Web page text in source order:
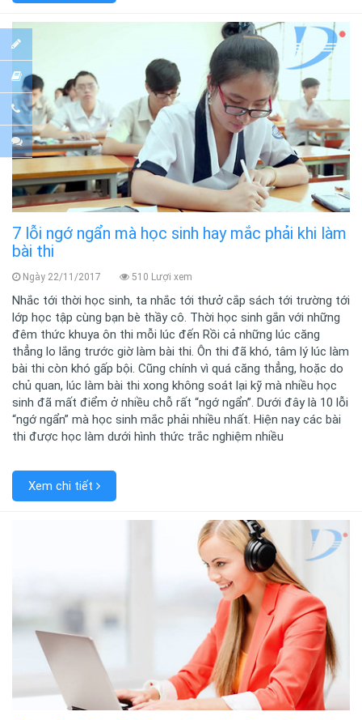
7 lỗi ngớ ngẩn mà học sinh hay mắc phải khi làm
bài thi
Ngày 22/11/2017 510 Lượi xem
Nhắc tới thời học sinh, ta nhắc tới thưở cắp sách tới trường tới
lớp học tập cùng bạn bè thầy cô. Thời học sinh gắn với những
đêm thức khuya ôn thi mỗi lúc đến Rồi cả những lúc căng
thẳng lo lắng trước giờ làm bài thi. Ôn thi đã khó, tâm lý lúc làm
bài thi còn khó gấp bội. Cũng chính vì quá căng thẳng, hoặc do
chủ quan, lúc làm bài thi xong không soát lại kỹ mà nhiều học
sinh đã mất điểm ở nhiều chỗ rất “ngớ ngẩn”. Dưới đây là 10 lỗi
“ngớ ngẩn” mà học sinh mắc phải nhiều nhất. Hiện nay các bài
thi được học làm dưới hình thức trắc nghiệm nhiều
Xem chi tiết